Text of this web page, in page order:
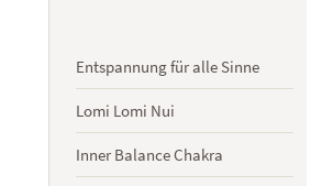
Entspannung für alle Sinne
Lomi Lomi Nui
Inner Balance Chakra